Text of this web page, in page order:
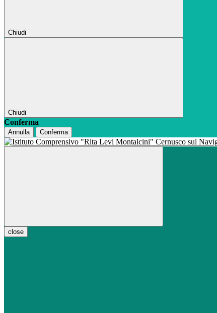
Chiudi
Chiudi
Conferma
Annulla Conferma
close